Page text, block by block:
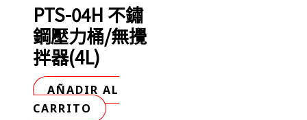
PTS-04H 不鏽
鋼壓力桶/無攪
拌器(4L)
AÑADIR AL
CARRITO